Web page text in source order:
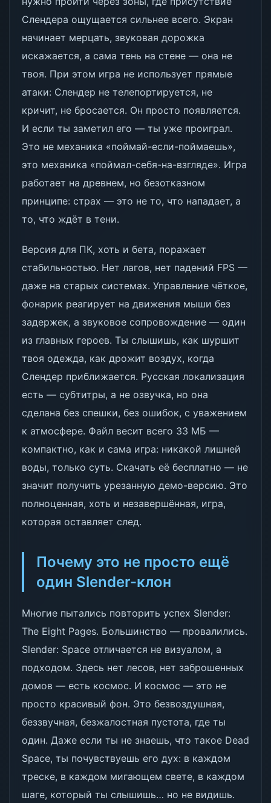
Слендера ощущается сильнее всего. Экран
начинает мерцать, звуковая дорожка
искажается, а сама тень на стене — она не
твоя. При этом игра не использует прямые
атаки: Слендер не телепортируется, не
кричит, не бросается. Он просто появляется.
И если ты заметил его — ты уже проиграл.
Это не механика «поймай-если-поймаешь»,
это механика «поймал-себя-на-взгляде». Игра
работает на древнем, но безотказном
принципе: страх — это не то, что нападает, а
то, что ждёт в тени.
Версия для ПК, хоть и бета, поражает
стабильностью. Нет лагов, нет падений FPS —
даже на старых системах. Управление чёткое,
фонарик реагирует на движения мыши без
задержек, а звуковое сопровождение — один
из главных героев. Ты слышишь, как шуршит
твоя одежда, как дрожит воздух, когда
Слендер приближается. Русская локализация
есть — субтитры, а не озвучка, но она
сделана без спешки, без ошибок, с уважением
к атмосфере. Файл весит всего 33 МБ —
компактно, как и сама игра: никакой лишней
воды, только суть. Скачать её бесплатно — не
значит получить урезанную демо-версию. Это
полноценная, хоть и незавершённая, игра,
которая оставляет след.
Почему это не просто ещё
один Slender-клон
Многие пытались повторить успех Slender:
The Eight Pages. Большинство — провалились.
Slender: Space отличается не визуалом, а
подходом. Здесь нет лесов, нет заброшенных
домов — есть космос. И космос — это не
просто красивый фон. Это безвоздушная,
беззвучная, безжалостная пустота, где ты
один. Даже если ты не знаешь, что такое Dead
Space, ты почувствуешь его дух: в каждом
треске, в каждом мигающем свете, в каждом
шаге, который ты слышишь… но не видишь.